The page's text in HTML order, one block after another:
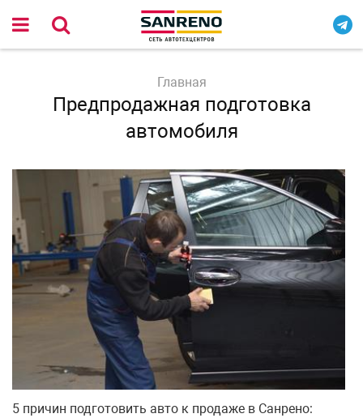
Главная
Предпродажная подготовка
автомобиля
5 причин подготовить авто к продаже в Санрено: